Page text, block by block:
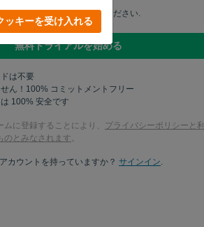
ッキーを受け入れる
ィングの最新情報を送ってください.
無料トライアルを始める
は不要
ん！100% コミットメントフリー
100% 安全です
に登録することにより、 プライバシーポリシーと利
のとみなされます。
カウントを持っていますか？ サインイン.